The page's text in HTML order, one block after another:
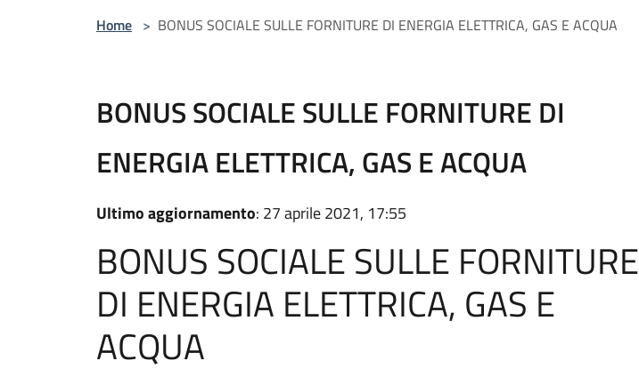
Home > BONUS SOCIALE SULLE FORNITURE DI ENERGIA ELETTRICA, GAS E ACQUA
BONUS SOCIALE SULLE FORNITURE DI
ENERGIA ELETTRICA, GAS E ACQUA
Ultimo aggiornamento: 27 aprile 2021, 17:55
BONUS SOCIALE SULLE FORNITURE
DI ENERGIA ELETTRICA, GAS E
ACQUA